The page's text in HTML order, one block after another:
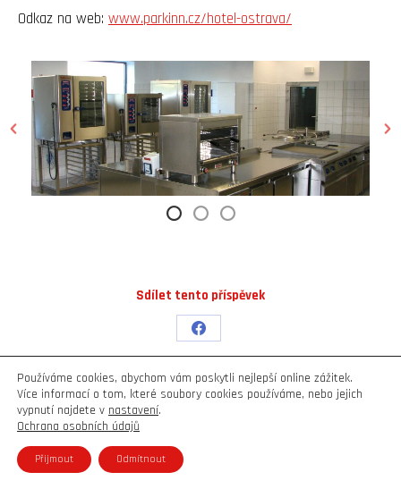
Odkaz na web: www.parkinn.cz/hotel-ostrava/
Sdílet tento příspěvek
Share
Facebook
Copyright © Weiron Dynamics, s.r.o. |
Používáme cookies, abychom vám poskytli nejlepší online zážitek.
Více informací o tom, které soubory cookies používáme, nebo jejich
vypnutí najdete v nastavení.
Ochrana osobních údajů
Přijmout Odmítnout